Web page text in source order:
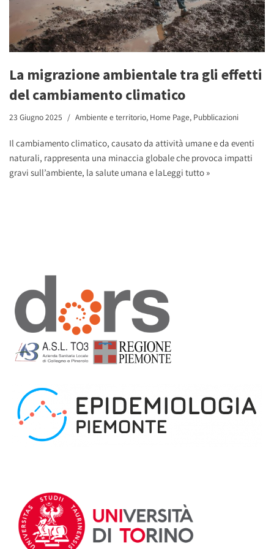
La migrazione ambientale tra gli effetti
del cambiamento climatico
23 Giugno 2025 Ambiente e territorio, Home Page, Pubblicazioni
Il cambiamento climatico, causato da attività umane e da eventi
naturali, rappresenta una minaccia globale che provoca impatti
gravi sull’ambiente, la salute umana e laLeggi tutto »